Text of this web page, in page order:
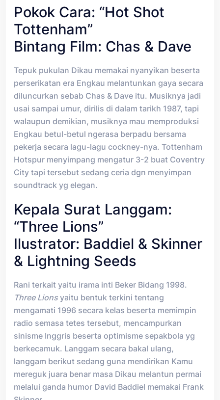
Pokok Cara: “Hot Shot
Tottenham”
Bintang Film: Chas & Dave
Tepuk pukulan Dikau memakai nyanyikan beserta
perserikatan era Engkau melantunkan gaya secara
diluncurkan sebab Chas & Dave itu. Musiknya jadi
usai sampai umur, dirilis di dalam tarikh 1987, tapi
walaupun demikian, musiknya mau memproduksi
Engkau betul-betul ngerasa berpadu bersama
pekerja secara lagu-lagu cockney-nya. Tottenham
Hotspur menyimpang mengatur 3-2 buat Coventry
City tapi tersebut sedang ceria dgn menyimpan
soundtrack yg elegan.
Kepala Surat Langgam:
“Three Lions”
Ilustrator: Baddiel & Skinner
& Lightning Seeds
Rani terkait yaitu irama inti Beker Bidang 1998.
Three Lions yaitu bentuk terkini tentang
mengamati 1996 secara kelas beserta memimpin
radio semasa tetes tersebut, mencampurkan
sinisme Inggris beserta optimisme sepakbola yg
berkecamuk. Langgam secara bakal ulang,
langgam berikut sedang guna mendirikan Kamu
mereguk juara benar masa Dikau melantun permai
melalui ganda humor David Baddiel memakai Frank